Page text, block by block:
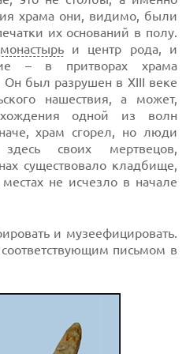
храма они, видимо, были
их оснований в полу.
монастырьи центр рода, и
– в притворах храма
Он был разрушен в XIII веке
нашествия, а может,
одной из волн
храм сгорел, но люди
своих мертвецов,
существовало кладбище,
не исчезло в начале
и музеефицировать.
письмом в